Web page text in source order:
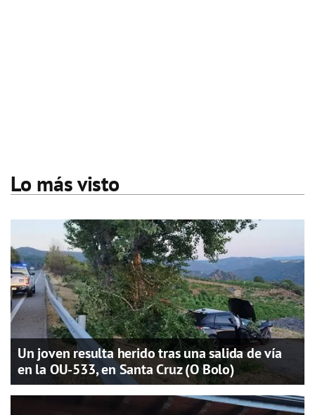
Lo más visto
Un joven resulta herido tras una salida de vía
en la OU-533, en Santa Cruz (O Bolo)